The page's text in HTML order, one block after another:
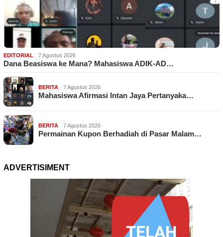
EDITORIAL 7 Agustus 2026
Dana Beasiswa ke Mana? Mahasiswa ADIK-AD…
BERITA 7 Agustus 2026
Mahasiswa Afirmasi Intan Jaya Pertanyaka…
BERITA 7 Agustus 2026
Permainan Kupon Berhadiah di Pasar Malam…
ADVERTISIMENT